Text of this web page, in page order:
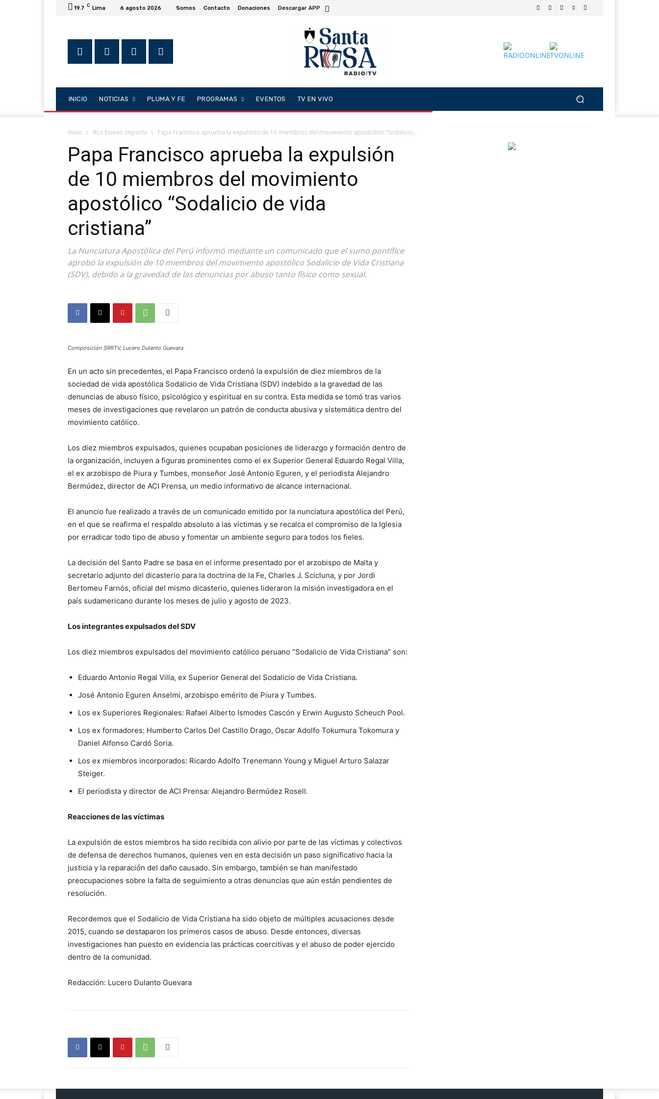
19.7 C Lima 6 agosto 2026 Somos Contacto Donaciones Descargar APP
INICIO NOTICIAS PLUMA Y FE PROGRAMAS EVENTOS TV EN VIVO
Inicio #Lo bueno importa Papa Francisco aprueba la expulsión de 10 miembros del movimiento apostólico “Sodalicio...
Papa Francisco aprueba la expulsión
de 10 miembros del movimiento
apostólico “Sodalicio de vida
cristiana”
La Nunciatura Apostólica del Perú informó mediante un comunicado que el sumo pontífice
aprobó la expulsión de 10 miembros del movimiento apostólico Sodalicio de Vida Cristiana
(SDV), debido a la gravedad de las denuncias por abuso tanto físico como sexual.
Composición SRRTV, Lucero Dulanto Guevara
En un acto sin precedentes, el Papa Francisco ordenó la expulsión de diez miembros de la
sociedad de vida apostólica Sodalicio de Vida Cristiana (SDV) indebido a la gravedad de las
denuncias de abuso físico, psicológico y espiritual en su contra. Esta medida se tomó tras varios
meses de investigaciones que revelaron un patrón de conducta abusiva y sistemática dentro del
movimiento católico.
Los diez miembros expulsados, quienes ocupaban posiciones de liderazgo y formación dentro de
la organización, incluyen a figuras prominentes como el ex Superior General Eduardo Regal Villa,
el ex arzobispo de Piura y Tumbes, monseñor José Antonio Eguren, y el periodista Alejandro
Bermúdez, director de ACI Prensa, un medio informativo de alcance internacional.
El anuncio fue realizado a través de un comunicado emitido por la nunciatura apostólica del Perú,
en el que se reafirma el respaldo absoluto a las víctimas y se recalca el compromiso de la Iglesia
por erradicar todo tipo de abuso y fomentar un ambiente seguro para todos los fieles.
La decisión del Santo Padre se basa en el informe presentado por el arzobispo de Malta y
secretario adjunto del dicasterio para la doctrina de la Fe, Charles J. Scicluna, y por Jordi
Bertomeu Farnós, oficial del mismo dicasterio, quienes lideraron la misión investigadora en el
país sudamericano durante los meses de julio y agosto de 2023.
Los integrantes expulsados del SDV
Los diez miembros expulsados del movimiento católico peruano “Sodalicio de Vida Cristiana” son:
Eduardo Antonio Regal Villa, ex Superior General del Sodalicio de Vida Cristiana.
José Antonio Eguren Anselmi, arzobispo emérito de Piura y Tumbes.
Los ex Superiores Regionales: Rafael Alberto Ismodes Cascón y Erwin Augusto Scheuch Pool.
Los ex formadores: Humberto Carlos Del Castillo Drago, Oscar Adolfo Tokumura Tokomura y
Daniel Alfonso Cardó Soria.
Los ex miembros incorporados: Ricardo Adolfo Trenemann Young y Miguel Arturo Salazar
Steiger.
El periodista y director de ACI Prensa: Alejandro Bermúdez Rosell.
Reacciones de las víctimas
La expulsión de estos miembros ha sido recibida con alivio por parte de las víctimas y colectivos
de defensa de derechos humanos, quienes ven en esta decisión un paso significativo hacia la
justicia y la reparación del daño causado. Sin embargo, también se han manifestado
preocupaciones sobre la falta de seguimiento a otras denuncias que aún están pendientes de
resolución.
Recordemos que el Sodalicio de Vida Cristiana ha sido objeto de múltiples acusaciones desde
2015, cuando se destaparon los primeros casos de abuso. Desde entonces, diversas
investigaciones han puesto en evidencia las prácticas coercitivas y el abuso de poder ejercido
dentro de la comunidad.
Redacción: Lucero Dulanto Guevara